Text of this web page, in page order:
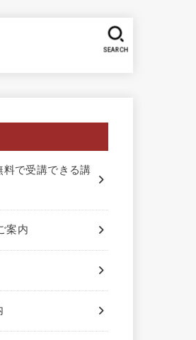
SEARCH
料で受講できる講
案内